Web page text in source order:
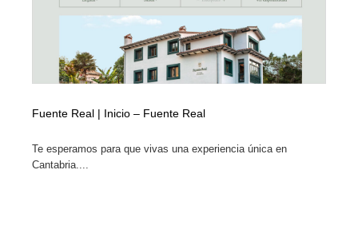
Fuente Real | Inicio – Fuente Real
Te esperamos para que vivas una experiencia única en
Cantabria....